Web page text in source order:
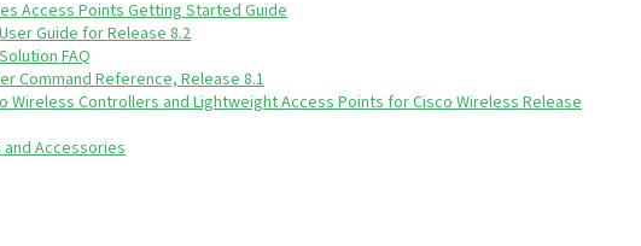
Access Points Getting Started Guide
Guide for Release 8.2
FAQ
Command Reference, Release 8.1
Wireless Controllers and Lightweight Access Points for Cisco Wireless Release
and Accessories